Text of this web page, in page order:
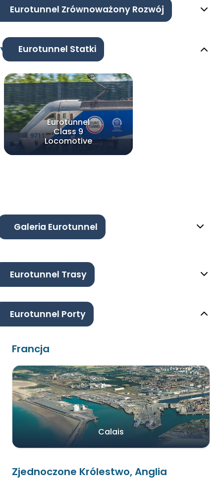
Eurotunnel Zrównoważony Rozwój
Eurotunnel Statki
Eurotunnel
Class 9
Locomotive
Galeria Eurotunnel
Eurotunnel Trasy
Eurotunnel Porty
Francja
Calais
Zjednoczone Królestwo, Anglia